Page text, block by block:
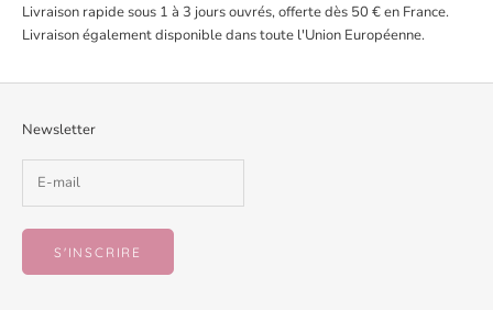
Livraison rapide sous 1 à 3 jours ouvrés, offerte dès 50 € en France.
Livraison également disponible dans toute l'Union Européenne.
Newsletter
S'INSCRIRE